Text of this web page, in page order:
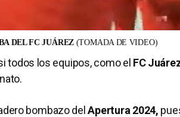
DEL FC JUÁREZ (TOMADA DE VIDEO)
todos los equipos, como el FC
bombazo delApertura 2024,